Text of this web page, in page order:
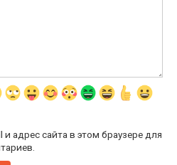
адрес сайта в этом браузере для